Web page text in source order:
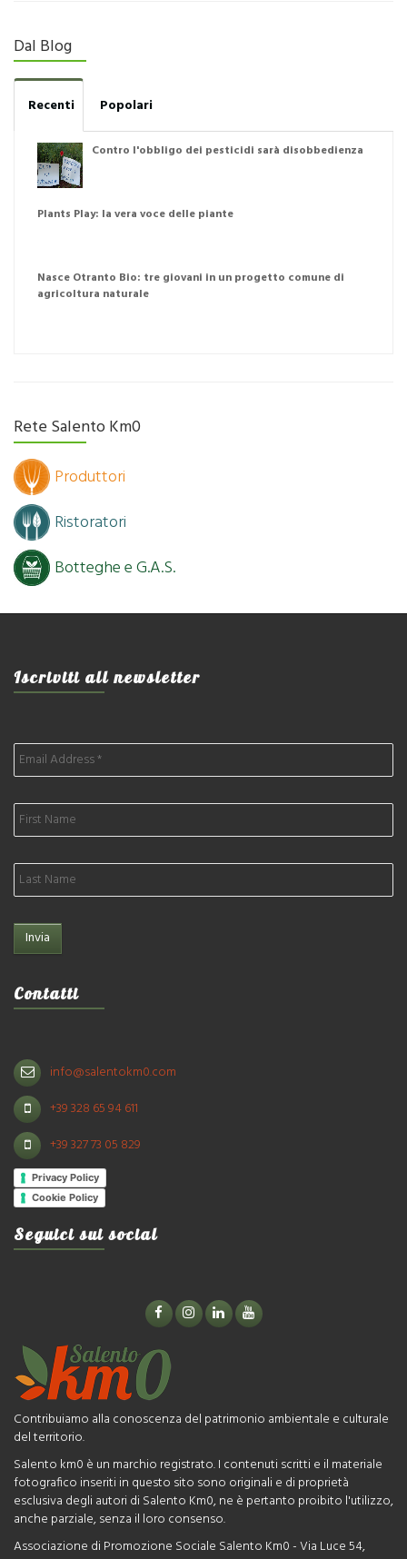
Dal Blog
Recenti Popolari
Contro l'obbligo dei pesticidi sarà disobbedienza
Plants Play: la vera voce delle piante
Nasce Otranto Bio: tre giovani in un progetto comune di
agricoltura naturale
Rete Salento Km0
Produttori
Ristoratori
Botteghe e G.A.S.
Iscriviti all newsletter
Contatti
info@salentokm0.com
+39 328 65 94 611
+39 327 73 05 829
Privacy Policy
Cookie Policy
Seguici sui social
Contribuiamo alla conoscenza del patrimonio ambientale e culturale
del territorio.
Salento km0 è un marchio registrato. I contenuti scritti e il materiale
fotografico inseriti in questo sito sono originali e di proprietà
esclusiva degli autori di Salento Km0, ne è pertanto proibito l'utilizzo,
anche parziale, senza il loro consenso.
Associazione di Promozione Sociale Salento Km0 - Via Luce 54,